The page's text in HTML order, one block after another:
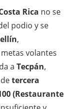
Rica no se
podio y se
,
volantes
a Tecpán,
tercera
(Restaurante